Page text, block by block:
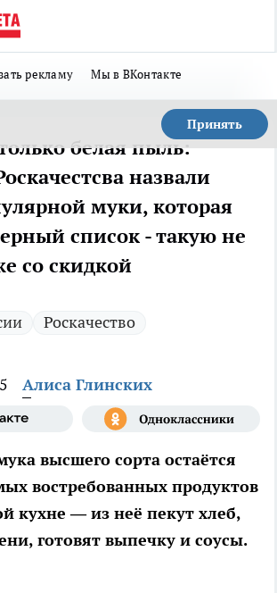
рекламу Мы в ВКонтакте
Принять
белая пыль:
назвали
муки, которая
список - такую не
со скидкой
Роскачество
Алиса Глинских
высшего сорта остаётся
востребованных продуктов
кухне — из неё пекут хлеб,
готовят выпечку и соусы.